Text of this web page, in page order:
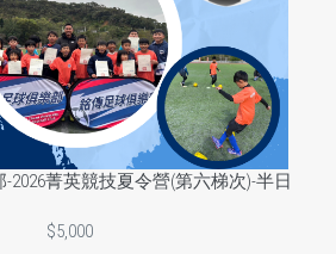
2026菁英競技夏令營(第六梯次)-半日
$5,000